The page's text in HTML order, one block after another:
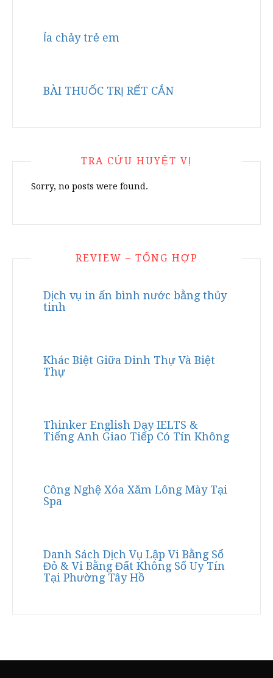
Ỉa chảy trẻ em
BÀI THUỐC TRỊ RẾT CẮN
TRA CỨU HUYỆT VỊ
Sorry, no posts were found.
REVIEW – TỔNG HỢP
Dịch vụ in ấn bình nước bằng thủy
tinh
Khác Biệt Giữa Dinh Thự Và Biệt
Thự
Thinker English Dạy IELTS &
Tiếng Anh Giao Tiếp Có Tín Không
Công Nghệ Xóa Xăm Lông Mày Tại
Spa
Danh Sách Dịch Vụ Lập Vi Bằng Sổ
Đỏ & Vi Bằng Đất Không Sổ Uy Tín
Tại Phường Tây Hồ